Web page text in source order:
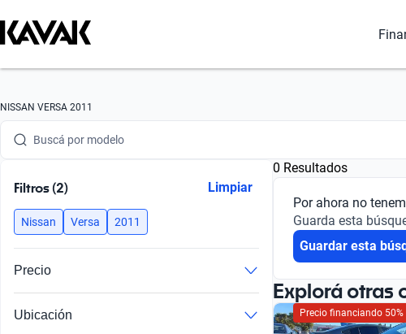
NISSAN VERSA 2011
Buscá por marca
Buscá por modelo
Buscá por año
Buscá por marca
Buscá por versión
Filtros (2) Limpiar
Nissan Versa 2011
Precio
Ubicación
0 Resultados
Por ahora no
Guarda esta
Guardar esta
Explorá otras
Precio financiando 50%